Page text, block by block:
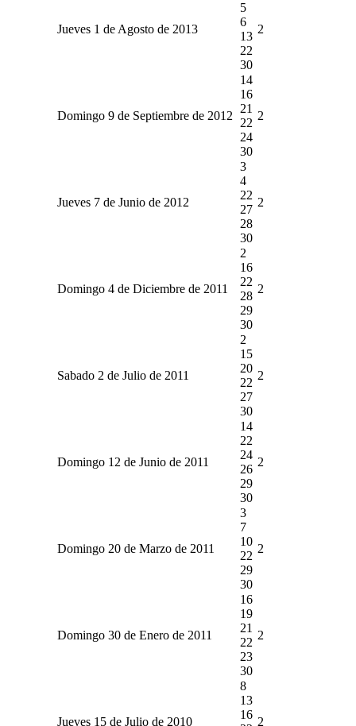
Jueves 1 de Agosto de 2013
5
6
13
22
30
2
Domingo 9 de Septiembre de 2012
14
16
21
22
24
30
2
Jueves 7 de Junio de 2012
3
4
22
27
28
30
2
Domingo 4 de Diciembre de 2011
2
16
22
28
29
30
2
Sabado 2 de Julio de 2011
2
15
20
22
27
30
2
Domingo 12 de Junio de 2011
14
22
24
26
29
30
2
Domingo 20 de Marzo de 2011
3
7
10
22
29
30
2
Domingo 30 de Enero de 2011
16
19
21
22
23
30
2
Jueves 15 de Julio de 2010
8
13
16
2